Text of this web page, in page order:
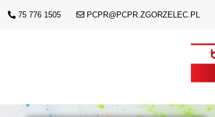
75 776 1505 PCPR@PCPR.ZGORZELEC.PL